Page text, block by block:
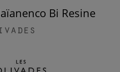
Bi Resine